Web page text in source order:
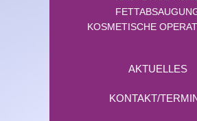
KOSMETISCHE
AKTUELLES
KONTAKT/